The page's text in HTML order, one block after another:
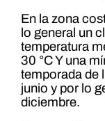
En la zona
lo general un
temperatura
30 °C Y una
temporada de
junio y por lo
diciembre.